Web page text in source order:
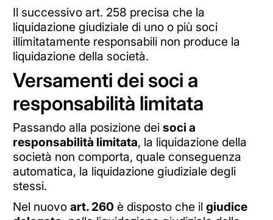
Il successivo art. 258 precisa che la
liquidazione giudiziale di uno o più soci
illimitatamente responsabili non produce la
liquidazione della società.
Versamenti dei soci a
responsabilità limitata
Passando alla posizione dei soci a
responsabilità limitata, la liquidazione della
società non comporta, quale conseguenza
automatica, la liquidazione giudiziale degli
stessi.
Nel nuovo art. 260 è disposto che il giudice